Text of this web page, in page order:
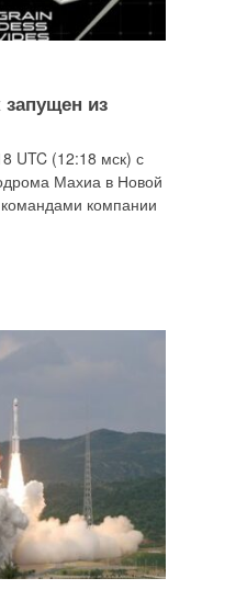
из
UTC (12:18 мск) с
Махиа в Новой
компании